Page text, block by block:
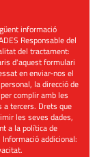
informació
Responsable del
del tractament:
d'aquest formulari
en enviar-nos el
la direcció de
complir amb les
a tercers. Drets que
les seves dades,
a la política de
Informació addicional:
.